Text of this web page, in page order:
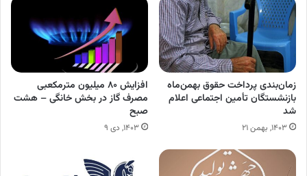
زمان‌بندی پرداخت حقوق بهمن‌ماه
بازنشستگان تأمین اجتماعی اعلام
شد
۱۴۰۳, بهمن ۲۱
افزایش ۸۰ میلیون مترمکعبی
مصرف گاز در بخش خانگی – هشت
صبح
۱۴۰۳, دی ۹